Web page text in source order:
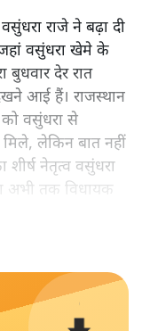
राजे ने बढ़ा दी
जहां वसुंधरा खेमे के
देर रात
आई हैं। राजस्थान
को वसुंधरा से
लेकिन बात नहीं
नेतृत्व वसुंधरा
अभी तक विधायक